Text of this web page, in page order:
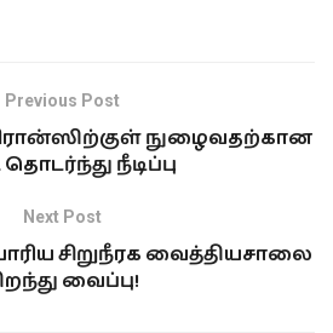
Previous Post
நுழைவதற்கான
நீடிப்பு
Next Post
சிறுநீரக வைத்தியசாலை
வைப்பு!